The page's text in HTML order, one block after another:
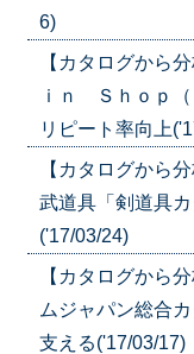
6)
【カタログから
ｉｎ Ｓｈｏｐ（
リピート率向上
【カタログか
武道具「剣道具
('17/03/24)
【カタログから
ムジャパン総合
支える('17/03/17)